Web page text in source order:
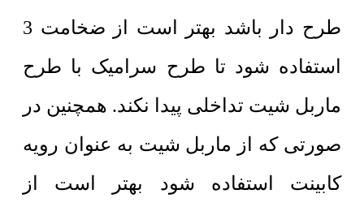
طرح دار باشد بهتر است از ضخامت 3
استفاده شود تا طرح سرامیک با طرح
ماربل شیت تداخلی پیدا نکند. همچنین در
صورتی که از ماربل شیت به عنوان رویه
کابینت استفاده شود بهتر است از